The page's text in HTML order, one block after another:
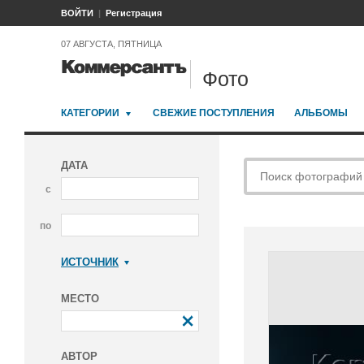
ВОЙТИ Регистрация
07 АВГУСТА, ПЯТНИЦА
Фото
КАТЕГОРИИ СВЕЖИЕ ПОСТУПЛЕНИЯ АЛЬБОМЫ
ДАТА
с
по
ИСТОЧНИК
МЕСТО
АВТОР